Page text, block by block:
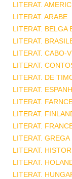
LITERAT.
LITERAT. ARABE
LITERAT. BELGA
LITERAT.
LITERAT. CABO-
LITERAT.
LITERAT. DE
LITERAT.
LITERAT.
LITERAT.
LITERAT.
LITERAT.
LITERAT.
LITERAT.
LITERAT.